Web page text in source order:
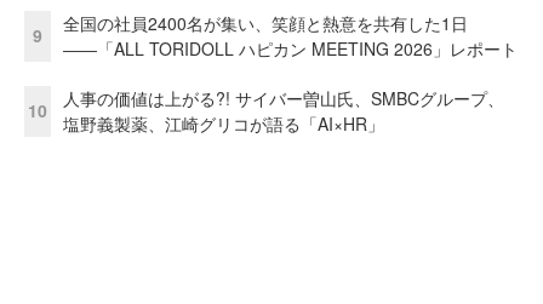
9
全国の社員2400名が集い、笑顔と熱意を共有した1日
――「ALL TORIDOLL ハピカン MEETING 2026」レポート
10
人事の価値は上がる?! サイバー曽山氏、SMBCグループ、
塩野義製薬、江崎グリコが語る「AI×HR」